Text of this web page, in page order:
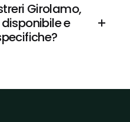
Girolamo,
e